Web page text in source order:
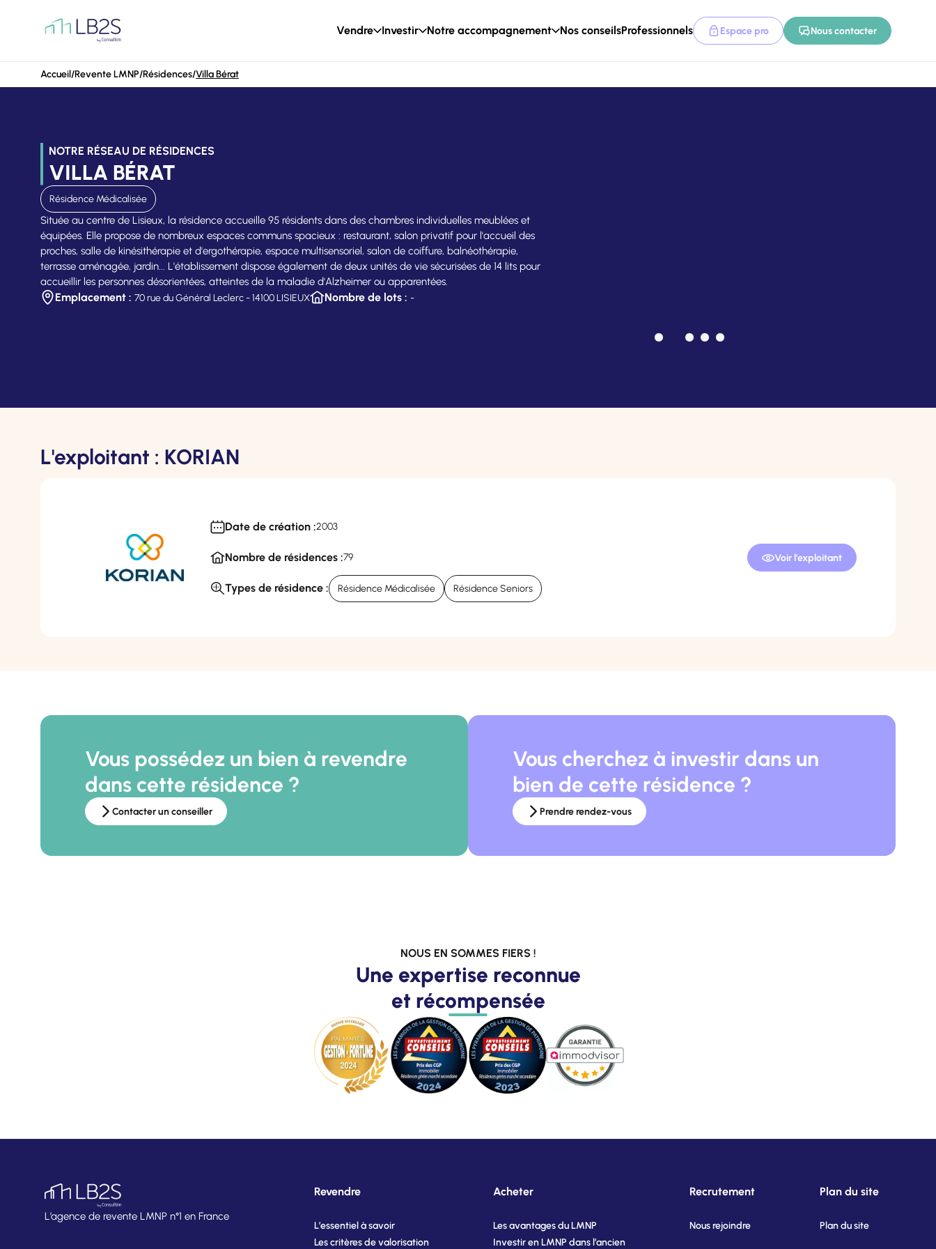
Vendre
Investir Notre accompagnement Nos conseilsProfessionnels Espace pro Nous contacter
Accueil/Revente LMNP/Résidences/Villa Bérat
NOTRE RÉSEAU DE RÉSIDENCES
VILLA BÉRAT
Résidence Médicalisée
Située au centre de Lisieux, la résidence accueille 95 résidents dans des chambres individuelles meublées et
équipées. Elle propose de nombreux espaces communs spacieux : restaurant, salon privatif pour l'accueil des
proches, salle de kinésithérapie et d'ergothérapie, espace multisensoriel, salon de coiffure, balnéothérapie,
terrasse aménagée, jardin... L'établissement dispose également de deux unités de vie sécurisées de 14 lits pour
accueillir les personnes désorientées, atteintes de la maladie d'Alzheimer ou apparentées.
Emplacement : 70 rue du Général Leclerc - 14100 LISIEUX Nombre de lots : -
L'exploitant : KORIAN
Date de création :2003
Nombre de résidences :79
Types de résidence : Résidence Médicalisée Résidence Seniors
Voir l'exploitant
Vous possédez un bien à revendre
dans cette résidence ?
Contacter un conseiller
Vous cherchez à investir dans un
bien de cette résidence ?
Prendre rendez-vous
NOUS EN SOMMES FIERS !
Une expertise reconnue
et récompensée
L’agence de revente LMNP n°1 en France
Revendre
L’essentiel à savoir
Les critères de valorisation
Acheter
Les avantages du LMNP
Investir en LMNP dans l’ancien
Recrutement
Nous rejoindre
Plan du site
Plan du site